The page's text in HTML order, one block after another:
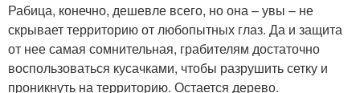
Рабица, конечно, дешевле всего, но она – увы – не
скрывает территорию от любопытных глаз. Да и защита
от нее самая сомнительная, грабителям достаточно
воспользоваться кусачками, чтобы разрушить сетку и
проникнуть на территорию. Остается дерево.